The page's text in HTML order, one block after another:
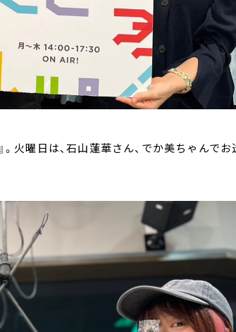
』。火曜日は、石山蓮華さん、でか美ちゃんで